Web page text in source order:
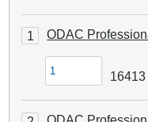
1 ODAC
16413